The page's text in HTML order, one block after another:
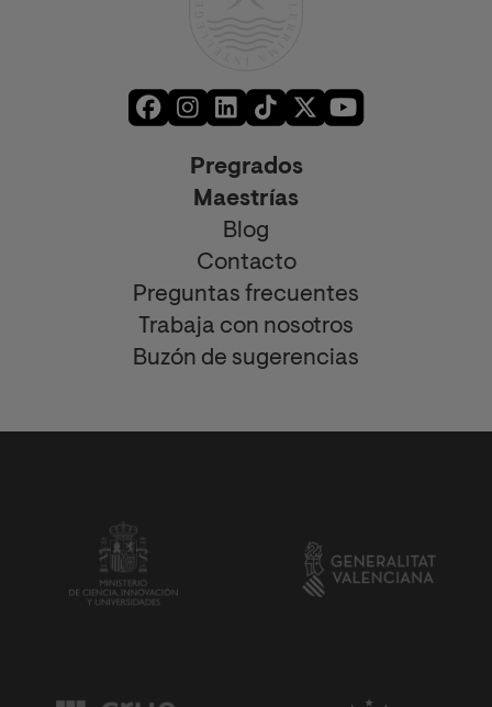
Pregrados
Maestrías
Blog
Contacto
Preguntas frecuentes
Trabaja con nosotros
Buzón de sugerencias